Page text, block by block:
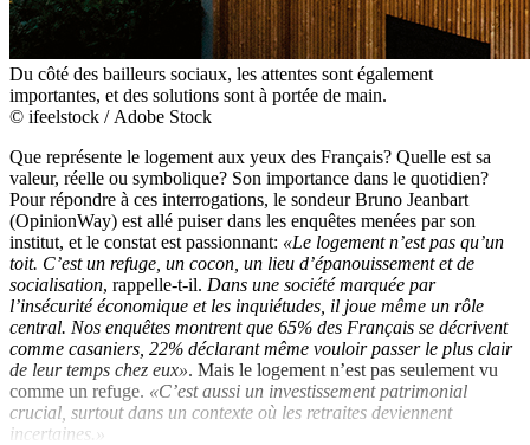
Du côté des bailleurs sociaux, les attentes sont également
importantes, et des solutions sont à portée de main.
© ifeelstock / Adobe Stock
Que représente le logement aux yeux des Français? Quelle est sa
valeur, réelle ou symbolique? Son importance dans le quotidien?
Pour répondre à ces interrogations, le sondeur Bruno Jeanbart
(OpinionWay) est allé puiser dans les enquêtes menées par son
institut, et le constat est passionnant: «Le logement n’est pas qu’un
toit. C’est un refuge, un cocon, un lieu d’épanouissement et de
socialisation, rappelle-t-il. Dans une société marquée par
l’insécurité économique et les inquiétudes, il joue même un rôle
central. Nos enquêtes montrent que 65% des Français se décrivent
comme casaniers, 22% déclarant même vouloir passer le plus clair
de leur temps chez eux». Mais le logement n’est pas seulement vu
comme un refuge. «C’est aussi un investissement patrimonial
crucial, surtout dans un contexte où les retraites deviennent
incertaines.»